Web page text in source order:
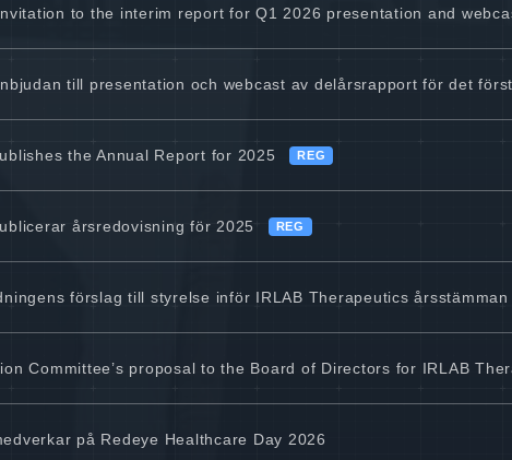
to the interim report for Q1 2026 presentation and
till presentation och webcast av delårsrapport för det
the Annual Report for 2025 REG
årsredovisning för 2025 REG
förslag till styrelse inför IRLAB Therapeutics årsstämman
Committee’s proposal to the Board of Directors for IRLAB
på Redeye Healthcare Day 2026